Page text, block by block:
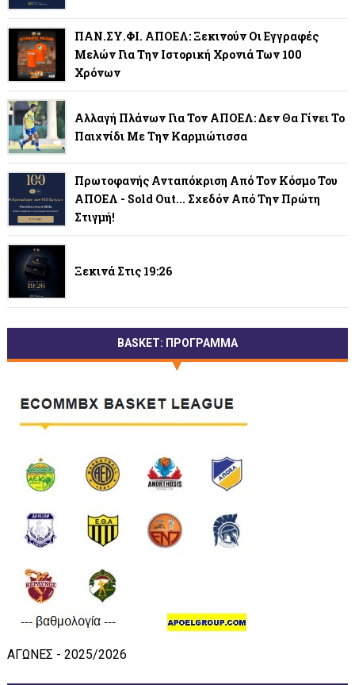
ΠΑΝ.ΣΥ.ΦΙ. ΑΠΟΕΛ: Ξεκινούν Οι Εγγραφές
Μελών Για Την Ιστορική Χρονιά Των 100
Χρόνων
Αλλαγή Πλάνων Για Τον ΑΠΟΕΛ: Δεν Θα Γίνει Το
Παιχνίδι Με Την Καρμιώτισσα
Πρωτοφανής Ανταπόκριση Από Τον Κόσμο Του
ΑΠΟΕΛ - Sold Out... Σχεδόν Από Την Πρώτη
Στιγμή!
Ξεκινά Στις 19:26
BASKET: ΠΡΟΓΡΑΜΜΑ
ΑΓΩΝΕΣ - 2025/2026